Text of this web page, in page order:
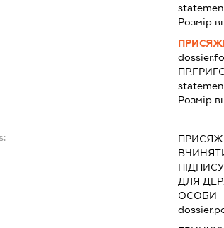
Розмір
Розмір
ДЛЯ
ОСОБИ